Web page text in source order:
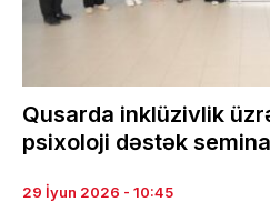
Qusarda inklüzivlik
psixoloji dəstək
29 İyun 2026 - 10:45